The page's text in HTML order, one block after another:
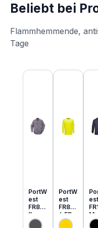
Beliebt bei
Flammhemmende,
Tage
Produktgalerie
PortW
est
FR89
flamm
hemm
PortW
est
FR80
6 FR
MultiN
est